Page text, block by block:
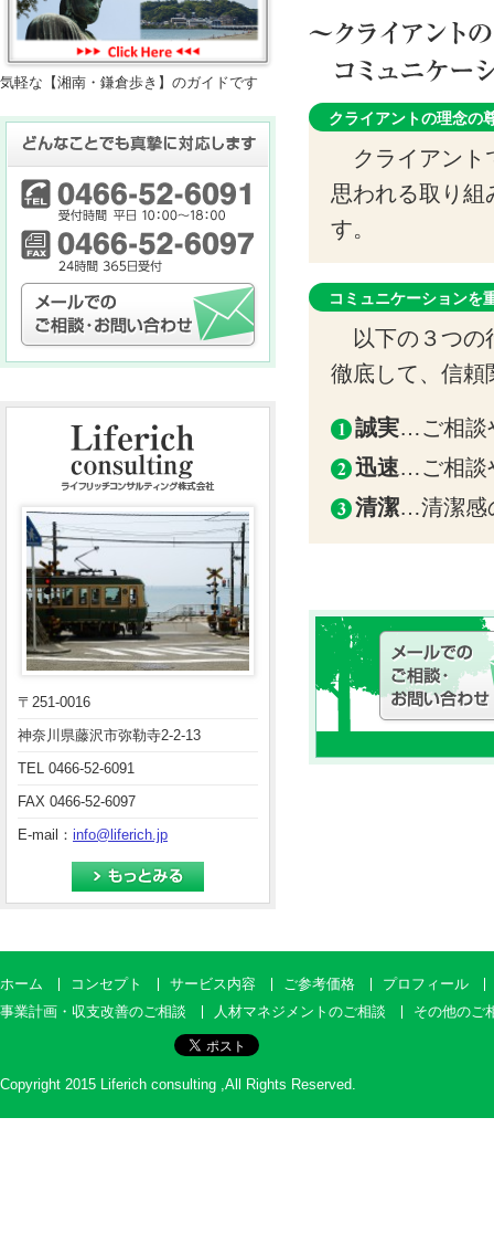
クライアントの理念の
クライアント
思われる取り組
す。
コミュニケーションを
以下の３つの
徹底して、信頼
誠実…ご相談
迅速…ご相談
清潔…清潔感
気軽な【湘南・鎌倉歩き】のガイドです
〒251-0016
神奈川県藤沢市弥勒寺2-2-13
TEL 0466-52-6091
FAX 0466-52-6097
E-mail： info@liferich.jp
ホーム コンセプト サービス内容 ご参考価格
プロフィール
事業計画・収支改善のご相談
人材マネジメントのご相談 その他のご
Copyright 2015 Liferich consulting ,All Rights Reserved.